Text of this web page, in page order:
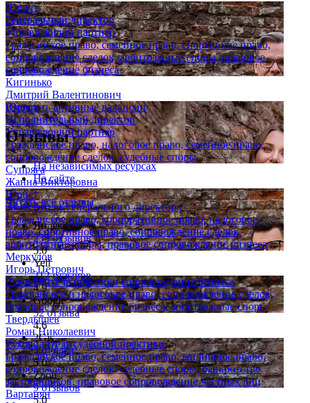
Юрист
Генеральный директор
Управляющий партнер
Гражданское право, семейное право, спортивное право,
сопровождение сделок, арбитражные споры, правовое
сопровождение бизнеса
Кигинько
Дмитрий Валентинович
Юрист
Исполнительный директор
Управляющий партнер
Гражданское право, налоговое право, семейное право,
сопровождение сделок, судебные споры
Супряга
Жанна Викторовна
Юрист
Заместитель генерального директора
Гражданское право, корпоративное право, налоговое
право, спортивное право, сопровождение сделок,
арбитражные споры, правовое сопровождение бизнеса
Меркулов
Игорь Петрович
Руководитель практики сопровождения бизнеса
Гражданское и налоговое право, сопровождение сделок,
правовое сопровождение бизнеса, арбитражные споры
Твердышев
Роман Николаевич
Руководитель судебной практики
Гражданское право, семейное право, жилищное право,
сопровождение сделок, судебные споры, банкротство
застройщиков, правовое сопровождение частных лиц
Вартанян
Смотреть активные вакансии
Отзывы
На независимых ресурсах
На сайте
Читать все отзывы
Яндекс
235 отзывов
5.0
Yell
212 отзывов
4.9
Google
52 отзыва
4.6
2Gis
3 отзыва
5.0
Zoon
9 отзывов
5.0